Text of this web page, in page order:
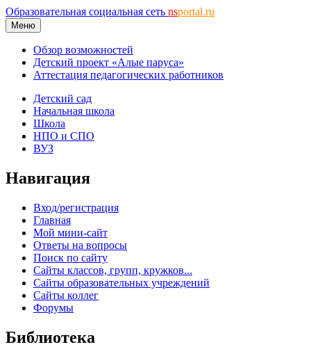
Образовательная социальная сеть nsportal.ru
Меню
Обзор возможностей
Детский проект «Алые паруса»
Аттестация педагогических работников
Детский сад
Начальная школа
Школа
НПО и СПО
ВУЗ
Навигация
Вход/регистрация
Главная
Мой мини-сайт
Ответы на вопросы
Поиск по сайту
Сайты классов, групп, кружков...
Сайты образовательных учреждений
Сайты коллег
Форумы
Библиотека